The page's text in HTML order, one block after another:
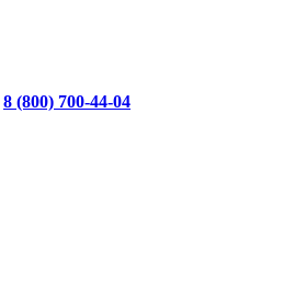
8 (800) 700-44-04